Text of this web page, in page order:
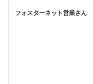
フォスターネット営業さん